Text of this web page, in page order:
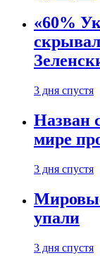
«60%
3 дня спустя
Назван
мире
3 дня спустя
упали
3 дня спустя